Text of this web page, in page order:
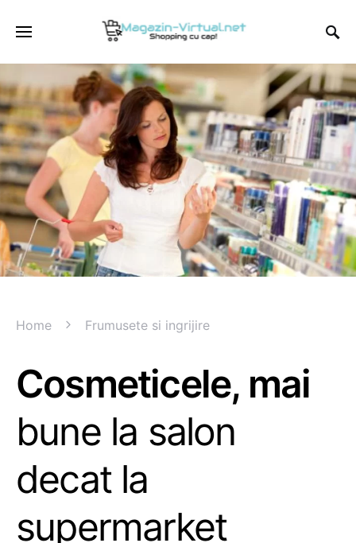
Home Frumusete si ingrijire
Cosmeticele, mai
bune la salon
decat la
supermarket